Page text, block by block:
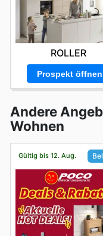
ROLLER
Prospekt öffnen
Andere
Wohnen
Gültig bis 12. Aug.